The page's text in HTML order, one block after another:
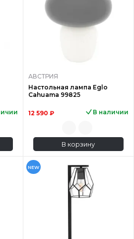
АВСТРИЯ
Настольная лампа Eglo
Cahuama 99825
12 590 ₽ В наличии
В корзину
NEW